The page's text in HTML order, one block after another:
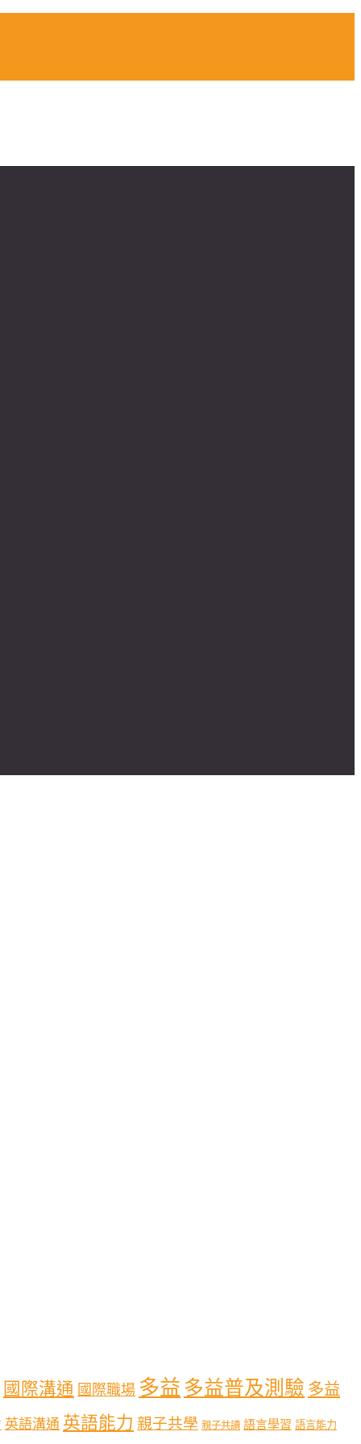
國際溝通 國際職場 多益 多益普及測驗 多益
英語溝通 英語能力 親子共學 親子共讀 語言學習 語言能力